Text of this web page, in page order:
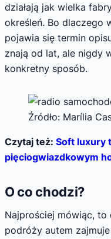
działają jak wielka
określeń. Bo dlaczego
pojawia się termin
znają od lat, ale nigdy
konkretny sposób.
Źródło: Marília
Czytaj też: Soft luxury
pięciogwiazdkowym
O co chodzi?
Najprościej mówiąc,
podróży autem